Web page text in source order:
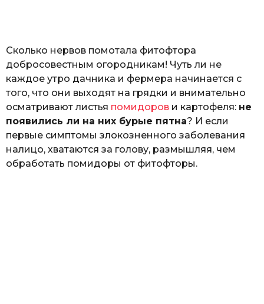
р
к
л
ю
к
Сколько нервов помотала фитофтора
добросовестным огородникам! Чуть ли не
каждое утро дачника и фермера начинается с
того, что они выходят на грядки и внимательно
осматривают листья помидоров и картофеля: не
появились ли на них бурые пятна? И если
первые симптомы злокозненного заболевания
налицо, хватаются за голову, размышляя, чем
обработать помидоры от фитофторы.